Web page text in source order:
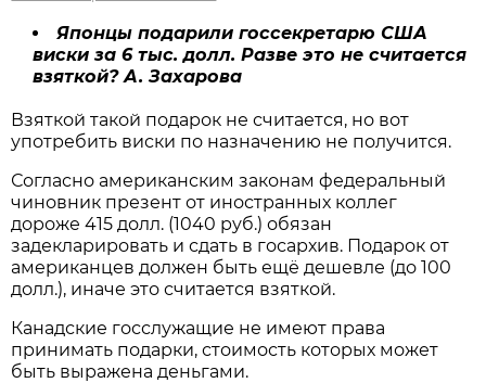
Японцы подарили госсекретарю США
виски за 6 тыс. долл. Разве это не считается
взяткой? А. Захарова
Взяткой такой подарок не считается, но вот
употребить виски по назначению не получится.
Согласно американским законам федеральный
чиновник презент от иностранных коллег
дороже 415 долл. (1040 руб.) обязан
задекларировать и сдать в госархив. Подарок от
американцев должен быть ещё дешевле (до 100
долл.), иначе это считается взяткой.
Канадские госслужащие не имеют права
принимать подарки, стоимость которых может
быть выражена деньгами.